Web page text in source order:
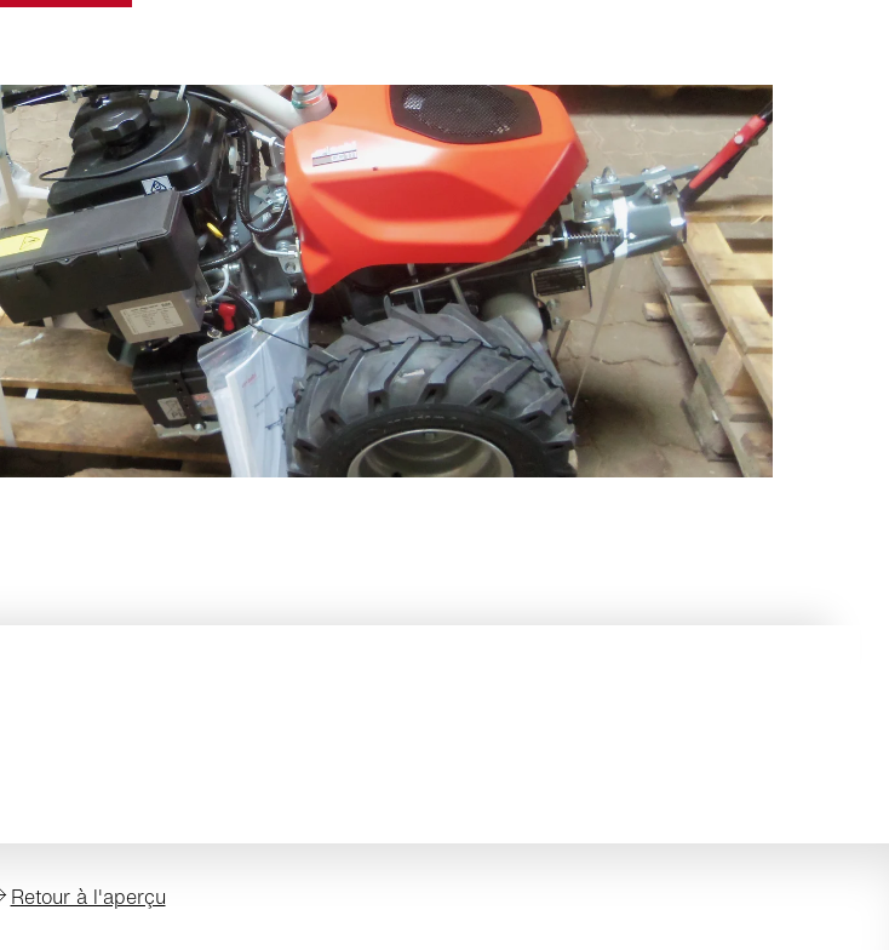
Retour à l'aperçu